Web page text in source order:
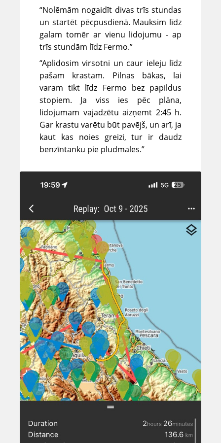
“Nolēmām nogaidīt divas trīs stundas
un startēt pēcpusdienā. Mauksim līdz
galam tomēr ar vienu lidojumu - ap
trīs stundām līdz Fermo.”
“Aplidosim virsotni un caur ieleju līdz
pašam krastam. Pilnas bākas, lai
varam tikt līdz Fermo bez papildus
stopiem. Ja viss ies pēc plāna,
lidojumam vajadzētu aizņemt 2:45 h.
Gar krastu varētu būt pavējš, un arī, ja
kaut kas noies greizi, tur ir daudz
benzīntanku pie pludmales.”